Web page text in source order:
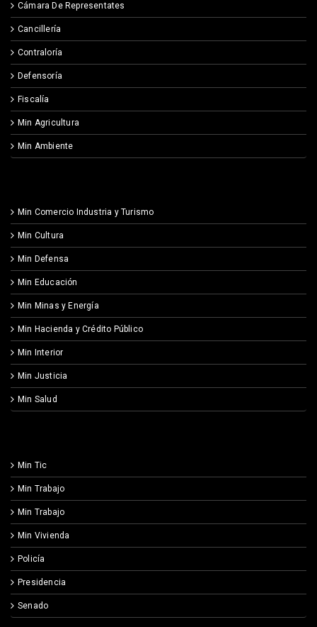
Cámara De Representates
Cancillería
Contraloría
Defensoría
Fiscalía
Min Agricultura
Min Ambiente
Min Comercio Industria y Turismo
Min Cultura
Min Defensa
Min Educación
Min Minas y Energía
Min Hacienda y Crédito Público
Min Interior
Min Justicia
Min Salud
Min Tic
Min Trabajo
Min Trabajo
Min Vivienda
Policía
Presidencia
Senado